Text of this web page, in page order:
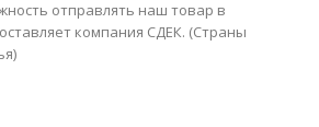
отправлять наш товар в
компания СДЕК. (Страны